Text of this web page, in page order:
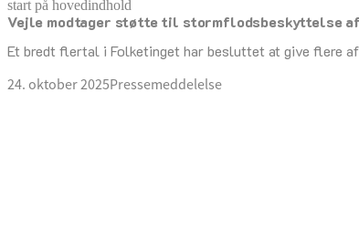
start på hovedindhold
Vejle modtager støtte til stormflodsbeskyttelse af
Et bredt flertal i Folketinget har besluttet at give flere
24. oktober 2025Pressemeddelelse
senest opdateret 24. oktober 2025